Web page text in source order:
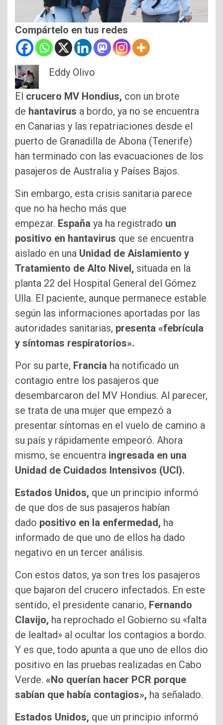
Compártelo en tus redes
Eddy Olivo
El crucero MV Hondius, con un brote
de hantavirus a bordo, ya no se encuentra
en Canarias y las repatriaciones desde el
puerto de Granadilla de Abona (Tenerife)
han terminado con las evacuaciones de los
pasajeros de Australia y Países Bajos.
Sin embargo, esta crisis sanitaria parece
que no ha hecho más que
empezar. España ya ha registrado un
positivo en hantavirus que se encuentra
aislado en una Unidad de Aislamiento y
Tratamiento de Alto Nivel, situada en la
planta 22 del Hospital General del Gómez
Ulla. El paciente, aunque permanece estable
según las informaciones aportadas por las
autoridades sanitarias, presenta «febrícula
y síntomas respiratorios».
Por su parte, Francia ha notificado un
contagio entre los pasajeros que
desembarcaron del MV Hondius. Al parecer,
se trata de una mujer que empezó a
presentar síntomas en el vuelo de camino a
su país y rápidamente empeoró. Ahora
mismo, se encuentra ingresada en una
Unidad de Cuidados Intensivos (UCI).
Estados Unidos, que un principio informó
de que dos de sus pasajeros habían
dado positivo en la enfermedad, ha
informado de que uno de ellos ha dado
negativo en un tercer análisis.
Con estos datos, ya son tres los pasajeros
que bajaron del crucero infectados. En este
sentido, el presidente canario, Fernando
Clavijo, ha reprochado el Gobierno su «falta
de lealtad» al ocultar los contagios a bordo.
Y es que, todo apunta a que uno de ellos dio
positivo en las pruebas realizadas en Cabo
Verde. «No querían hacer PCR porque
sabían que había contagios», ha señalado.
Estados Unidos, que un principio informó